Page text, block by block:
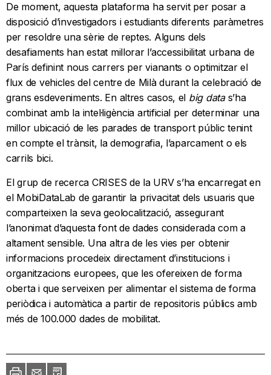
De moment, aquesta plataforma ha servit per posar a
disposició d’investigadors i estudiants diferents paràmetres
per resoldre una sèrie de reptes. Alguns dels
desafiaments han estat millorar l’accessibilitat urbana de
París definint nous carrers per vianants o optimitzar el
flux de vehicles del centre de Milà durant la celebració de
grans esdeveniments. En altres casos, el big data s’ha
combinat amb la intel·ligència artificial per determinar una
millor ubicació de les parades de transport públic tenint
en compte el trànsit, la demografia, l’aparcament o els
carrils bici.
El grup de recerca CRISES de la URV s’ha encarregat en
el MobiDataLab de garantir la privacitat dels usuaris que
comparteixen la seva geolocalització, assegurant
l’anonimat d’aquesta font de dades considerada com a
altament sensible. Una altra de les vies per obtenir
informacions procedeix directament d’institucions i
organitzacions europees, que les ofereixen de forma
oberta i que serveixen per alimentar el sistema de forma
periòdica i automàtica a partir de repositoris públics amb
més de 100.000 dades de mobilitat.
ImprimirEnviaPDF